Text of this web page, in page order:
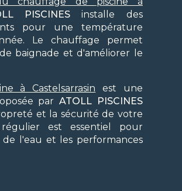
PISCINES installe des
pour une température
Le chauffage permet
baignade et d'améliorer le
à Castelsarrasin est une
parATOLL PISCINES
et la sécurité de votre
régulier est essentiel pour
l'eau et les performances